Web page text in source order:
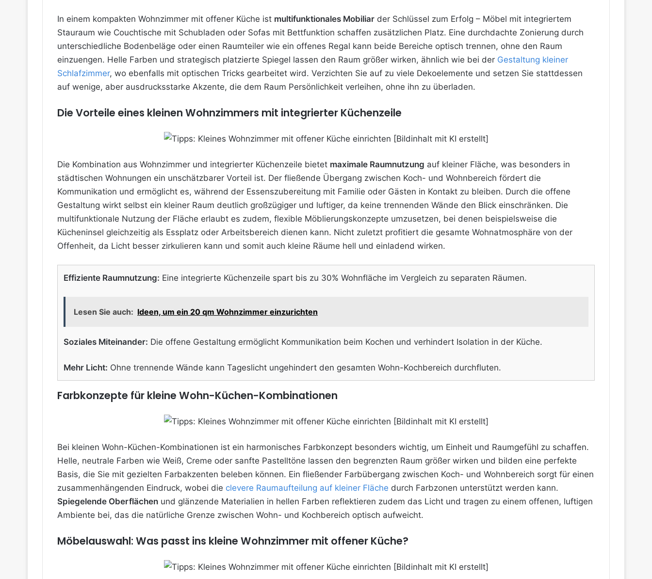
In einem kompakten Wohnzimmer mit offener Küche ist multifunktionales Mobiliar der Schlüssel zum Erfolg – Möbel mit integriertem
Stauraum wie Couchtische mit Schubladen oder Sofas mit Bettfunktion schaffen zusätzlichen Platz. Eine durchdachte Zonierung durch
unterschiedliche Bodenbeläge oder einen Raumteiler wie ein offenes Regal kann beide Bereiche optisch trennen, ohne den Raum
einzuengen. Helle Farben und strategisch platzierte Spiegel lassen den Raum größer wirken, ähnlich wie bei der Gestaltung kleiner
Schlafzimmer, wo ebenfalls mit optischen Tricks gearbeitet wird. Verzichten Sie auf zu viele Dekoelemente und setzen Sie stattdessen
auf wenige, aber ausdrucksstarke Akzente, die dem Raum Persönlichkeit verleihen, ohne ihn zu überladen.
Die Vorteile eines kleinen Wohnzimmers mit integrierter Küchenzeile
Die Kombination aus Wohnzimmer und integrierter Küchenzeile bietet maximale Raumnutzung auf kleiner Fläche, was besonders in
städtischen Wohnungen ein unschätzbarer Vorteil ist. Der fließende Übergang zwischen Koch- und Wohnbereich fördert die
Kommunikation und ermöglicht es, während der Essenszubereitung mit Familie oder Gästen in Kontakt zu bleiben. Durch die offene
Gestaltung wirkt selbst ein kleiner Raum deutlich großzügiger und luftiger, da keine trennenden Wände den Blick einschränken. Die
multifunktionale Nutzung der Fläche erlaubt es zudem, flexible Möblierungskonzepte umzusetzen, bei denen beispielsweise die
Kücheninsel gleichzeitig als Essplatz oder Arbeitsbereich dienen kann. Nicht zuletzt profitiert die gesamte Wohnatmosphäre von der
Offenheit, da Licht besser zirkulieren kann und somit auch kleine Räume hell und einladend wirken.
Effiziente Raumnutzung: Eine integrierte Küchenzeile spart bis zu 30% Wohnfläche im Vergleich zu separaten Räumen.
Lesen Sie auch: Ideen, um ein 20 qm Wohnzimmer einzurichten
Soziales Miteinander: Die offene Gestaltung ermöglicht Kommunikation beim Kochen und verhindert Isolation in der Küche.
Mehr Licht: Ohne trennende Wände kann Tageslicht ungehindert den gesamten Wohn-Kochbereich durchfluten.
Farbkonzepte für kleine Wohn-Küchen-Kombinationen
Bei kleinen Wohn-Küchen-Kombinationen ist ein harmonisches Farbkonzept besonders wichtig, um Einheit und Raumgefühl zu schaffen.
Helle, neutrale Farben wie Weiß, Creme oder sanfte Pastelltöne lassen den begrenzten Raum größer wirken und bilden eine perfekte
Basis, die Sie mit gezielten Farbakzenten beleben können. Ein fließender Farbübergang zwischen Koch- und Wohnbereich sorgt für einen
zusammenhängenden Eindruck, wobei die clevere Raumaufteilung auf kleiner Fläche durch Farbzonen unterstützt werden kann.
Spiegelende Oberflächen und glänzende Materialien in hellen Farben reflektieren zudem das Licht und tragen zu einem offenen, luftigen
Ambiente bei, das die natürliche Grenze zwischen Wohn- und Kochbereich optisch aufweicht.
Möbelauswahl: Was passt ins kleine Wohnzimmer mit offener Küche?